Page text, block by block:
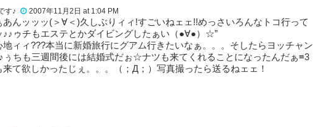
す♪ 2007年11月2日 at 1:04 PM
あんッッッ(＞∀＜)久しぶりィィ!すごいねェェ!!めっさいろんなトコ行って
♪♪ゥチもエステとかダイビングしたぁい（●∀●）☆”
地ィィ???本当に新婚旅行にグアム行きたいなぁ。。。そしたらヨッチャン
ぅちも三週間後には結婚式だぉ☆ナツも来てくれることになったんだぁ≡3
来て欲しかったじぇ。。。（；Д；）写真撮ったら送るねェェ！